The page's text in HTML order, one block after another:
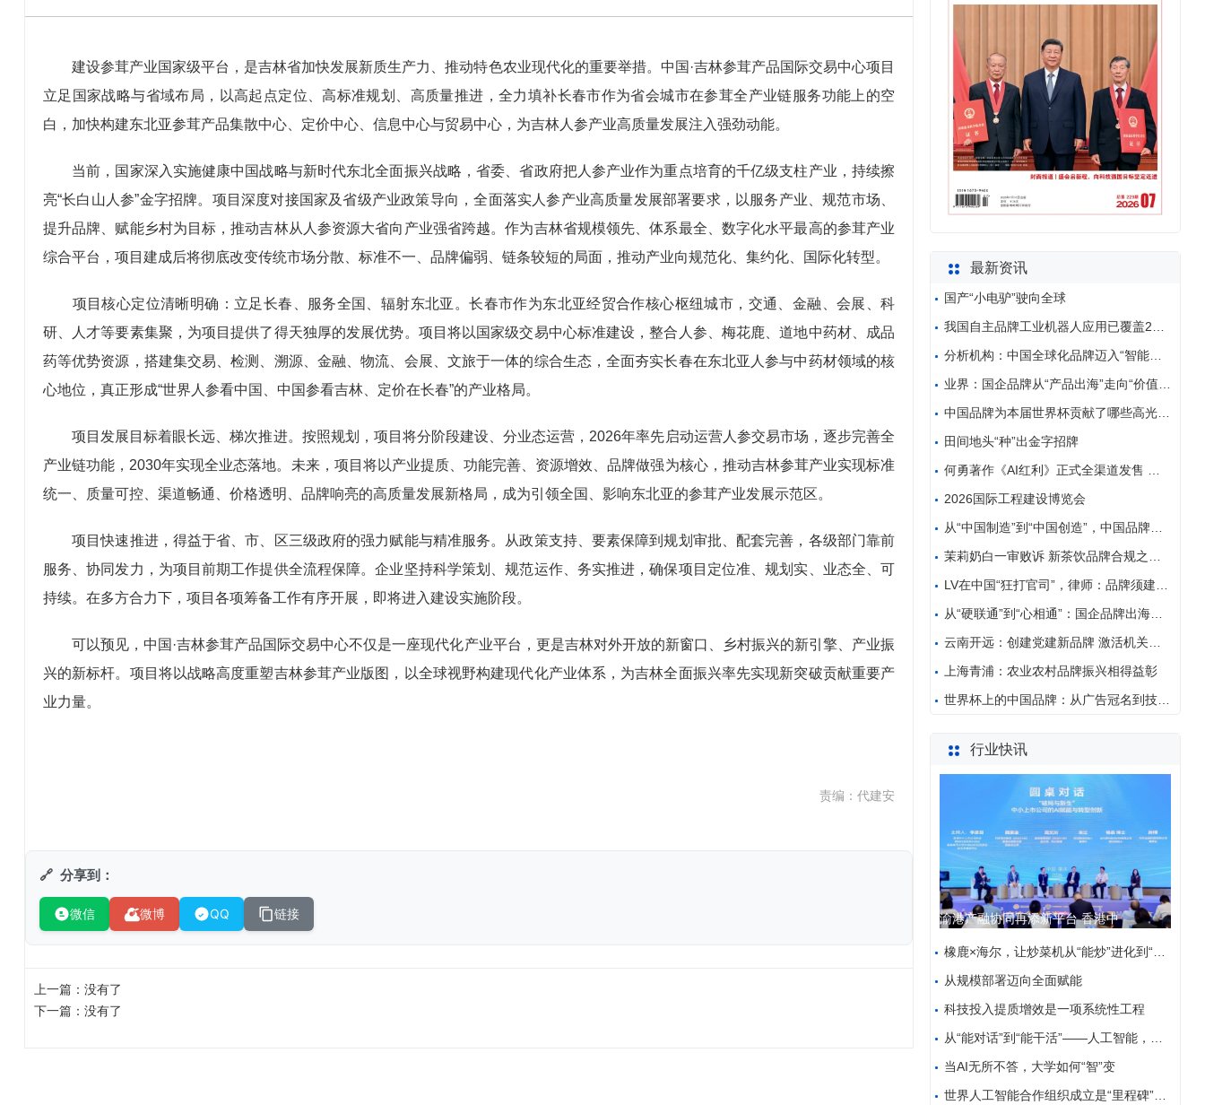
建设参茸产业国家级平台，是吉林省加快发展新质生产力、推动特色农业现代化的重要举措。中国·吉林参茸产品国际交易中心项目
立足国家战略与省域布局，以高起点定位、高标准规划、高质量推进，全力填补长春市作为省会城市在参茸全产业链服务功能上的空
白，加快构建东北亚参茸产品集散中心、定价中心、信息中心与贸易中心，为吉林人参产业高质量发展注入强劲动能。
当前，国家深入实施健康中国战略与新时代东北全面振兴战略，省委、省政府把人参产业作为重点培育的千亿级支柱产业，持续擦
亮“长白山人参”金字招牌。项目深度对接国家及省级产业政策导向，全面落实人参产业高质量发展部署要求，以服务产业、规范市场、
提升品牌、赋能乡村为目标，推动吉林从人参资源大省向产业强省跨越。作为吉林省规模领先、体系最全、数字化水平最高的参茸产业
综合平台，项目建成后将彻底改变传统市场分散、标准不一、品牌偏弱、链条较短的局面，推动产业向规范化、集约化、国际化转型。
项目核心定位清晰明确：立足长春、服务全国、辐射东北亚。长春市作为东北亚经贸合作核心枢纽城市，交通、金融、会展、科
研、人才等要素集聚，为项目提供了得天独厚的发展优势。项目将以国家级交易中心标准建设，整合人参、梅花鹿、道地中药材、成品
药等优势资源，搭建集交易、检测、溯源、金融、物流、会展、文旅于一体的综合生态，全面夯实长春在东北亚人参与中药材领域的核
心地位，真正形成“世界人参看中国、中国参看吉林、定价在长春”的产业格局。
项目发展目标着眼长远、梯次推进。按照规划，项目将分阶段建设、分业态运营，2026年率先启动运营人参交易市场，逐步完善全
产业链功能，2030年实现全业态落地。未来，项目将以产业提质、功能完善、资源增效、品牌做强为核心，推动吉林参茸产业实现标准
统一、质量可控、渠道畅通、价格透明、品牌响亮的高质量发展新格局，成为引领全国、影响东北亚的参茸产业发展示范区。
项目快速推进，得益于省、市、区三级政府的强力赋能与精准服务。从政策支持、要素保障到规划审批、配套完善，各级部门靠前
服务、协同发力，为项目前期工作提供全流程保障。企业坚持科学策划、规范运作、务实推进，确保项目定位准、规划实、业态全、可
持续。在多方合力下，项目各项筹备工作有序开展，即将进入建设实施阶段。
可以预见，中国·吉林参茸产品国际交易中心不仅是一座现代化产业平台，更是吉林对外开放的新窗口、乡村振兴的新引擎、产业振
兴的新标杆。项目将以战略高度重塑吉林参茸产业版图，以全球视野构建现代化产业体系，为吉林全面振兴率先实现新突破贡献重要产
业力量。
责编：代建安
分享到：
微信 微博 QQ 链接
上一篇： 没有了
下一篇： 没有了
最新资讯
国产“小电驴”驶向全球
我国自主品牌工业机器人应用已覆盖253个国民经济行
分析机构：中国全球化品牌迈入“智能增长”新阶段
业界：国企品牌从“产品出海”走向“价值出海”
中国品牌为本届世界杯贡献了哪些高光时刻？
田间地头“种”出金字招牌
何勇著作《AI红利》正式全渠道发售 赋能千行百业价
2026国际工程建设博览会
从“中国制造”到“中国创造”，中国品牌何以圈粉世界
茉莉奶白一审败诉 新茶饮品牌合规之路敲响警钟
LV在中国“狂打官司”，律师：品牌须建立知识产权合
从“硬联通”到“心相通”：国企品牌出海的跨文化传播
云南开远：创建党建新品牌 激活机关新动能
上海青浦：农业农村品牌振兴相得益彰
世界杯上的中国品牌：从广告冠名到技术认证
行业快讯
渝港产融协同再添新平台 香港中
橡鹿×海尔，让炒菜机从“能炒”进化到“全自动”
从规模部署迈向全面赋能
科技投入提质增效是一项系统性工程
从“能对话”到“能干活”——人工智能，让千行百业大
当AI无所不答，大学如何“智”变
世界人工智能合作组织成立是“里程碑”——访中亚人工